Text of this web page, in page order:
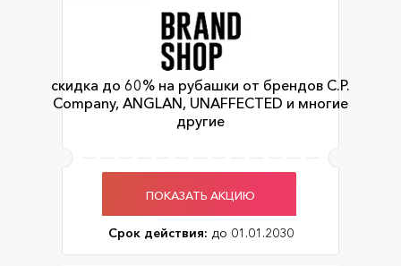
скидка до 60% на рубашки от брендов C.P.
Company, ANGLAN, UNAFFECTED и многие
другие
ПОКАЗАТЬ АКЦИЮ
Срок действия: до 01.01.2030